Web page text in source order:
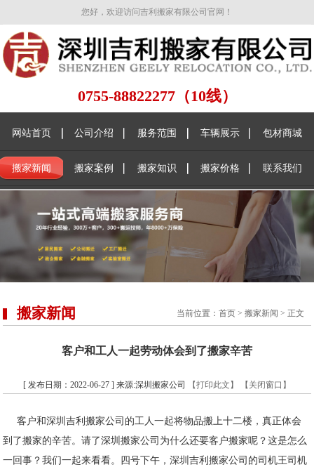
您好，欢迎访问吉利搬家有限公司官网！
0755-88822277（10线）
网站首页 公司介绍 服务范围 车辆展示 包材商城
搬家新闻 搬家案例 搬家知识 搬家价格 联系我们
搬家新闻 当前位置： 首页> 搬家新闻 > 正文
客户和工人一起劳动体会到了搬家辛苦
[ 发布日期：2022-06-27 ] 来源:深圳搬家公司 【打印此文】 【关闭窗口】
客户和深圳吉利搬家公司的工人一起将物品搬上十二楼，真正体会
到了搬家的辛苦。请了深圳搬家公司为什么还要客户搬家呢？这是怎么
一回事？我们一起来看看。四号下午，深圳吉利搬家公司的司机王司机